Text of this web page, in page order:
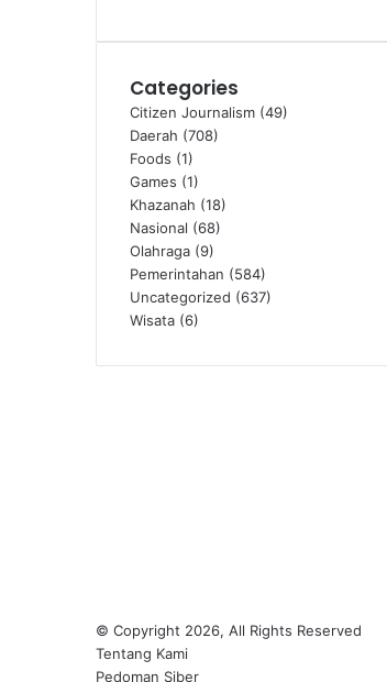
Categories
Citizen Journalism (49)
Daerah (708)
Foods (1)
Games (1)
Khazanah (18)
Nasional (68)
Olahraga (9)
Pemerintahan (584)
Uncategorized (637)
Wisata (6)
© Copyright 2026, All Rights Reserved
Tentang Kami
Pedoman Siber